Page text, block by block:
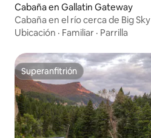
Cabaña en Gallatin Gateway
Cabaña en el río cerca de Big Sky
Ubicación · Familiar · Parrilla
Superanfitrión
Superanfitrión